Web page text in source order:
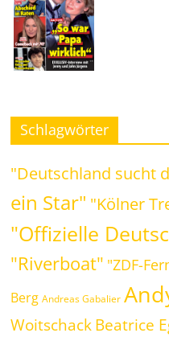
Schlagwörter
"Deutschland sucht
ein Star" "Kölner
"Offizielle
"Riverboat" "ZDF-
Berg Andreas Gabalier
WoitschackBeatrice